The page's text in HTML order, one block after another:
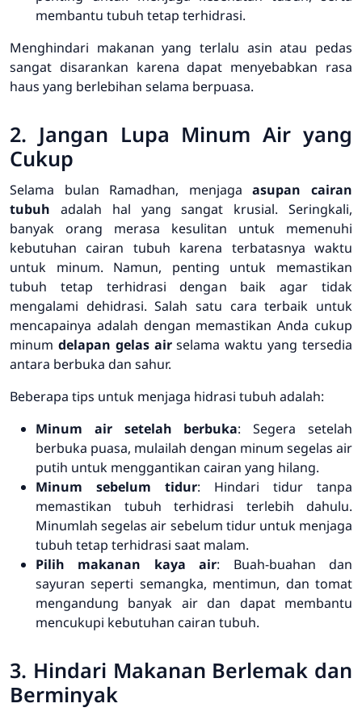
membantu tubuh tetap terhidrasi.
Menghindari makanan yang terlalu asin atau pedas
sangat disarankan karena dapat menyebabkan rasa
haus yang berlebihan selama berpuasa.
2. Jangan Lupa Minum Air yang
Cukup
Selama bulan Ramadhan, menjagaasupan cairan
tubuh adalah hal yang sangat krusial. Seringkali,
banyak orang merasa kesulitan untuk memenuhi
kebutuhan cairan tubuh karena terbatasnya waktu
untuk minum. Namun, penting untuk memastikan
tubuh tetap terhidrasi dengan baik agar tidak
mengalami dehidrasi. Salah satu cara terbaik untuk
mencapainya adalah dengan memastikan Anda cukup
minum delapan gelas airselama waktu yang tersedia
antara berbuka dan sahur.
Beberapa tips untuk menjaga hidrasi tubuh adalah:
Minum air setelah berbuka: Segera setelah
berbuka puasa, mulailah dengan minum segelas air
putih untuk menggantikan cairan yang hilang.
Minum sebelum tidur: Hindari tidur tanpa
memastikan tubuh terhidrasi terlebih dahulu.
Minumlah segelas air sebelum tidur untuk menjaga
tubuh tetap terhidrasi saat malam.
Pilih makanan kaya air: Buah-buahan dan
sayuran seperti semangka, mentimun, dan tomat
mengandung banyak air dan dapat membantu
mencukupi kebutuhan cairan tubuh.
3. Hindari Makanan Berlemak dan
Berminyak